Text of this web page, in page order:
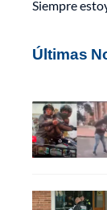
Siempre
Últimas